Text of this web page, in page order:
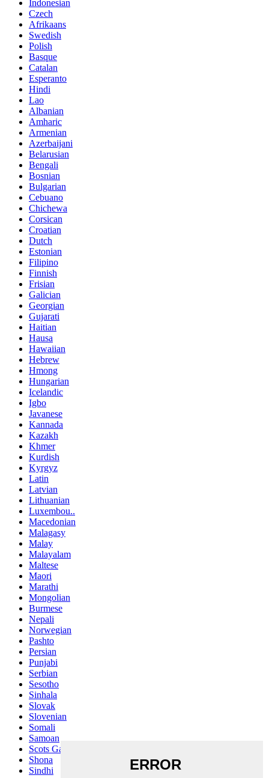
Indonesian
Czech
Afrikaans
Swedish
Polish
Basque
Catalan
Esperanto
Hindi
Lao
Albanian
Amharic
Armenian
Azerbaijani
Belarusian
Bengali
Bosnian
Bulgarian
Cebuano
Chichewa
Corsican
Croatian
Dutch
Estonian
Filipino
Finnish
Frisian
Galician
Georgian
Gujarati
Haitian
Hausa
Hawaiian
Hebrew
Hmong
Hungarian
Icelandic
Igbo
Javanese
Kannada
Kazakh
Khmer
Kurdish
Kyrgyz
Latin
Latvian
Lithuanian
Luxembou..
Macedonian
Malagasy
Malay
Malayalam
Maltese
Maori
Marathi
Mongolian
Burmese
Nepali
Norwegian
Pashto
Persian
Punjabi
Serbian
Sesotho
Sinhala
Slovak
Slovenian
Somali
Samoan
Scots Gaelic
Shona
Sindhi